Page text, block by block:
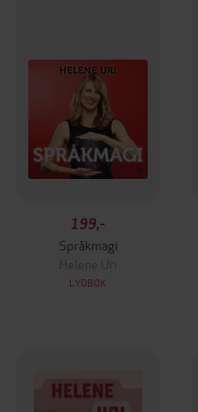
199,-
Språkmagi
Helene Uri
LYDBOK